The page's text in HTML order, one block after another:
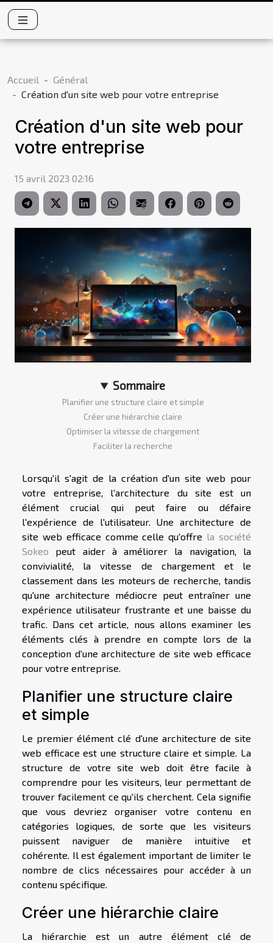
Accueil
Général
Création d'un site web pour votre entreprise
Création d'un site web pour
votre entreprise
15 avril 2023 02:16
Sommaire
Planifier une structure claire et simple
Créer une hiérarchie claire
Optimiser la vitesse de chargement
Faciliter la recherche
Lorsqu'il s'agit de la création d'un site web pour
votre entreprise, l'architecture du site est un
élément crucial qui peut faire ou défaire
l'expérience de l'utilisateur. Une architecture de
site web efficace comme celle qu'offre la société
Sokeo peut aider à améliorer la navigation, la
convivialité, la vitesse de chargement et le
classement dans les moteurs de recherche, tandis
qu'une architecture médiocre peut entraîner une
expérience utilisateur frustrante et une baisse du
trafic. Dans cet article, nous allons examiner les
éléments clés à prendre en compte lors de la
conception d'une architecture de site web efficace
pour votre entreprise.
Planifier une structure claire
et simple
Le premier élément clé d'une architecture de site
web efficace est une structure claire et simple. La
structure de votre site web doit être facile à
comprendre pour les visiteurs, leur permettant de
trouver facilement ce qu'ils cherchent. Cela signifie
que vous devriez organiser votre contenu en
catégories logiques, de sorte que les visiteurs
puissent naviguer de manière intuitive et
cohérente. Il est également important de limiter le
nombre de clics nécessaires pour accéder à un
contenu spécifique.
Créer une hiérarchie claire
La hiérarchie est un autre élément clé de